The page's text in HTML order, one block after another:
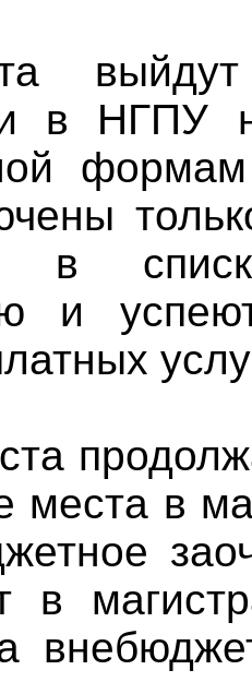
в НГПУ
в
и
места в
в